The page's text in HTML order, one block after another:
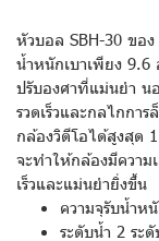
หัวบอล SBH-30 ขอ
น้ำหนักเบาเพียง 9.6
ปรับองศาที่แม่นยำ น
รวดเร็วและกลไกกา
กล้องวิดีโอได้สูงสุด
จะทำให้กล้องมีความ
เร็วและแม่นยำยิ่งขึ้น
ความจุรับน้ำ
ระดับน้ำ 2 ระ